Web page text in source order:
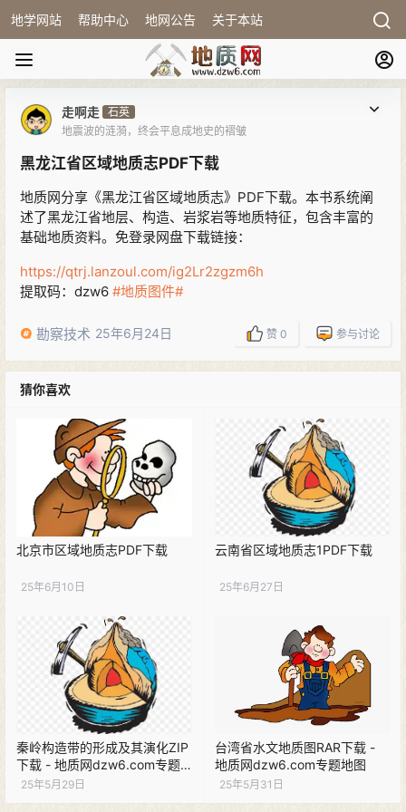
地学网站 帮助中心 地网公告 关于本站
走啊走 石英
地震波的涟漪，终会平息成地史的褶皱
黑龙江省区域地质志PDF下载
地质网分享《黑龙江省区域地质志》PDF下载。本书系统阐
述了黑龙江省地层、构造、岩浆岩等地质特征，包含丰富的
基础地质资料。免登录网盘下载链接：
https://qtrj.lanzoul.com/ig2Lr2zgzm6h
提取码：dzw6 #地质图件#
勘察技术 25年6月24日 赞 0 参与讨论
猜你喜欢
北京市区域地质志PDF下载
25年6月10日
云南省区域地质志1PDF下载
25年6月27日
秦岭构造带的形成及其演化ZIP
下载 - 地质网dzw6.com专题
研究
25年5月29日
台湾省水文地质图RAR下载 -
地质网dzw6.com专题地图
25年5月31日